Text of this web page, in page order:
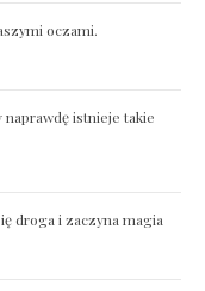
oczami.
naprawdę istnieje takie
droga i zaczyna magia